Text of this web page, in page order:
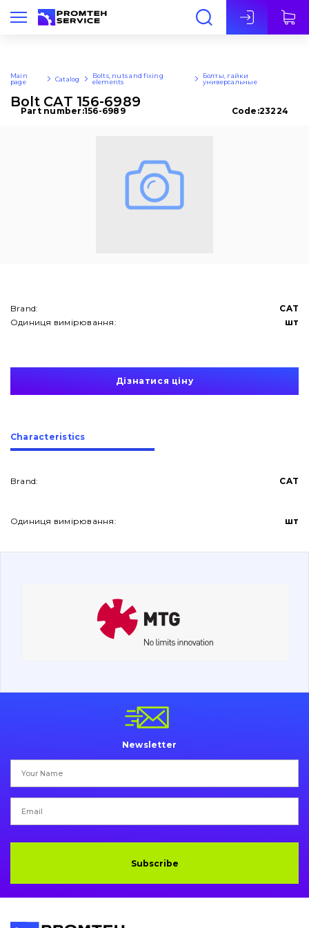
Eng
About Us
Contacts
Vacancies
G.E.T
Buffers and pads
Hydraulics
Main
page
Catalog
Bolts, nuts and fixing
elements
Болты, гайки
универсальные
Bolt CAT 156-6989
Part number:156-6989 Code:23224
Brand:
CAT
Одиниця вимірювання:
шт
Дізнатися ціну
Сharacteristics
Brand: CAT
Одиниця вимірювання: шт
Newsletter
Subscribe